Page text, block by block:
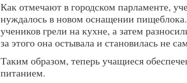
Как отмечают в городском парламенте,
нуждалось в новом оснащении
учеников грели на кухне, а затем
за этого она остывала и становилась не
Таким образом, теперь учащиеся
питанием.